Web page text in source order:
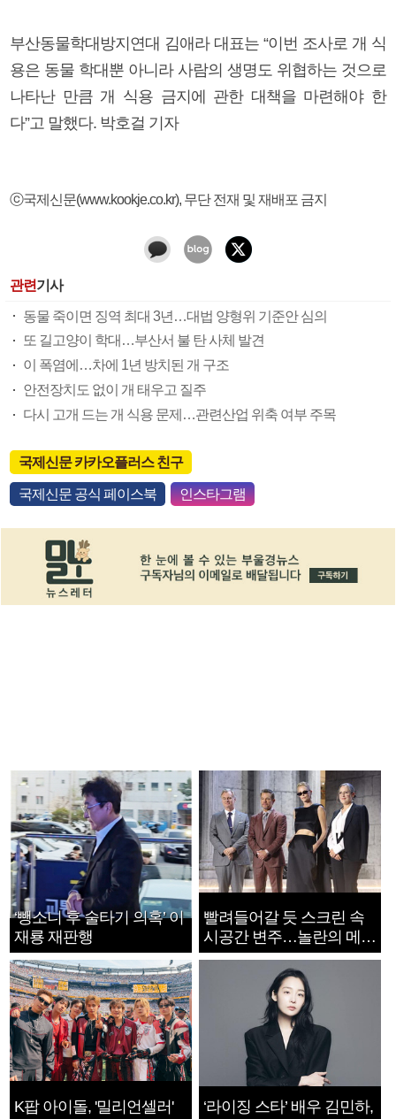
부산동물학대방지연대 김애라 대표는 “이번 조사로 개 식
용은 동물 학대뿐 아니라 사람의 생명도 위협하는 것으로
나타난 만큼 개 식용 금지에 관한 대책을 마련해야 한
다”고 말했다. 박호걸 기자
ⓒ국제신문(www.kookje.co.kr), 무단 전재 및 재배포 금지
관련기사
동물 죽이면 징역 최대 3년…대법 양형위 기준안 심의
또 길고양이 학대…부산서 불 탄 사체 발견
이 폭염에…차에 1년 방치된 개 구조
안전장치도 없이 개 태우고 질주
다시 고개 드는 개 식용 문제…관련산업 위축 여부 주목
국제신문 카카오플러스 친구
국제신문 공식 페이스북 인스타그램
‘뺑소니 후 술타기 의혹’ 이
재룡 재판행
빨려들어갈 듯 스크린 속
시공간 변주…놀란의 메시
지는 ‘전쟁 속죄’
K팝 아이돌, '밀리언셀러'
‘라이징 스타’ 배우 김민하,